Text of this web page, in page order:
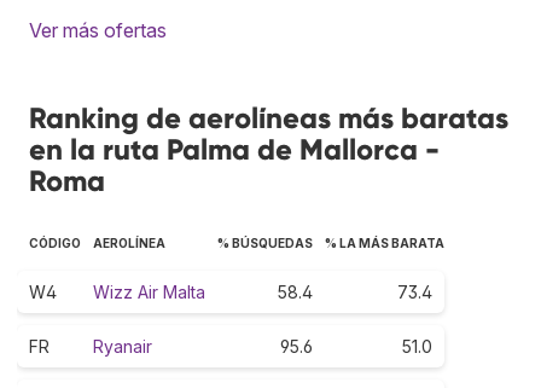
Ver más ofertas
Ranking de aerolíneas más baratas
en la ruta Palma de Mallorca -
Roma
CÓDIGO AEROLÍNEA % BÚSQUEDAS % LA MÁS BARATA
W4 Wizz Air Malta 58.4 73.4
FR Ryanair 95.6 51.0